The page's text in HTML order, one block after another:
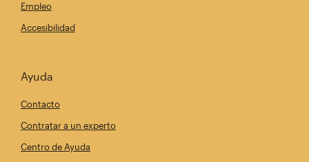
Empleo
Accesibilidad
Ayuda
Contacto
Contratar a un experto
Centro de Ayuda